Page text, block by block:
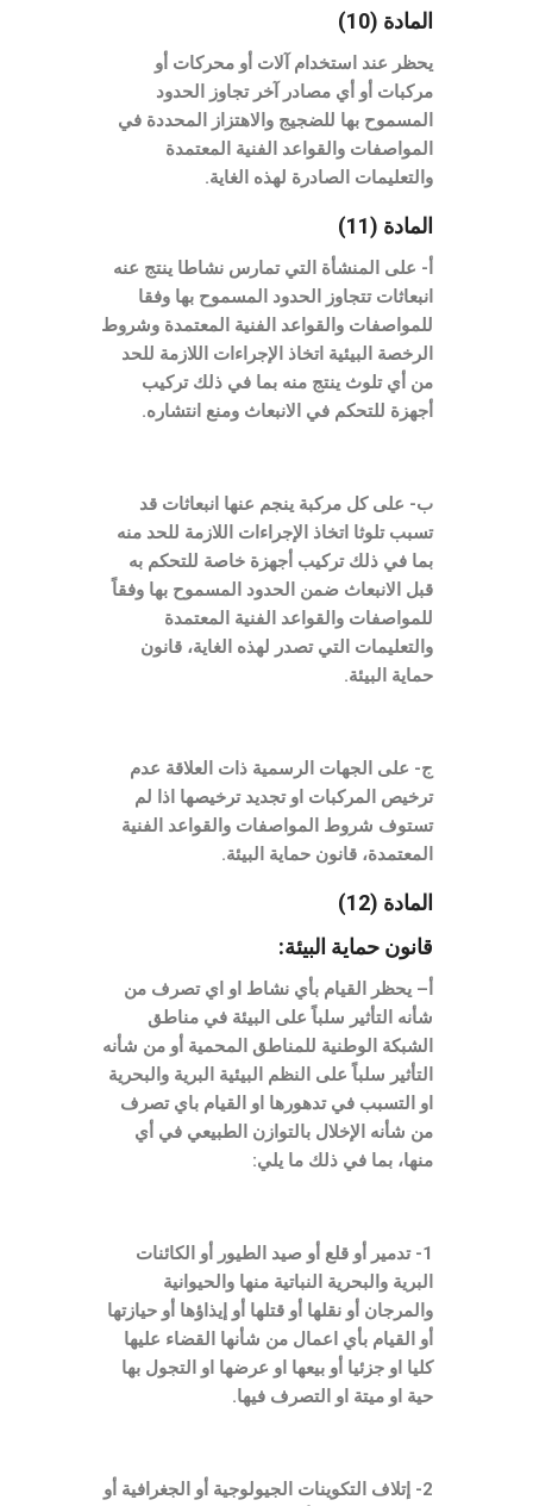
المادة (10)
يحظر عند استخدام آلات أو محركات أو
مركبات أو أي مصادر آخر تجاوز الحدود
المسموح بها للضجيج والاهتزاز المحددة في
المواصفات والقواعد الفنية المعتمدة
والتعليمات الصادرة لهذه الغاية.
المادة (11)
أ- على المنشأة التي تمارس نشاطا ينتج عنه
انبعاثات تتجاوز الحدود المسموح بها وفقا
للمواصفات والقواعد الفنية المعتمدة وشروط
الرخصة البيئية اتخاذ الإجراءات اللازمة للحد
من أي تلوث ينتج منه بما في ذلك تركيب
أجهزة للتحكم في الانبعاث ومنع انتشاره.
ب- على كل مركبة ينجم عنها انبعاثات قد
تسبب تلوثا اتخاذ الإجراءات اللازمة للحد منه
بما في ذلك تركيب أجهزة خاصة للتحكم به
قبل الانبعاث ضمن الحدود المسموح بها وفقاً
للمواصفات والقواعد الفنية المعتمدة
والتعليمات التي تصدر لهذه الغاية، قانون
حماية البيئة.
ج- على الجهات الرسمية ذات العلاقة عدم
ترخيص المركبات او تجديد ترخيصها اذا لم
تستوف شروط المواصفات والقواعد الفنية
المعتمدة، قانون حماية البيئة.
المادة (12)
قانون حماية البيئة:
أ– يحظر القيام بأي نشاط او اي تصرف من
شأنه التأثير سلباً على البيئة في مناطق
الشبكة الوطنية للمناطق المحمية أو من شأنه
التأثير سلباً على النظم البيئية البرية والبحرية
او التسبب في تدهورها او القيام باي تصرف
من شأنه الإخلال بالتوازن الطبيعي في أي
منها، بما في ذلك ما يلي:
1- تدمير أو قلع أو صيد الطيور أو الكائنات
البرية والبحرية النباتية منها والحيوانية
والمرجان أو نقلها أو قتلها أو إيذاؤها أو حيازتها
أو القيام بأي اعمال من شأنها القضاء عليها
كليا او جزئيا أو بيعها او عرضها او التجول بها
حية او ميتة او التصرف فيها.
2- إتلاف التكوينات الجيولوجية أو الجغرافية أو